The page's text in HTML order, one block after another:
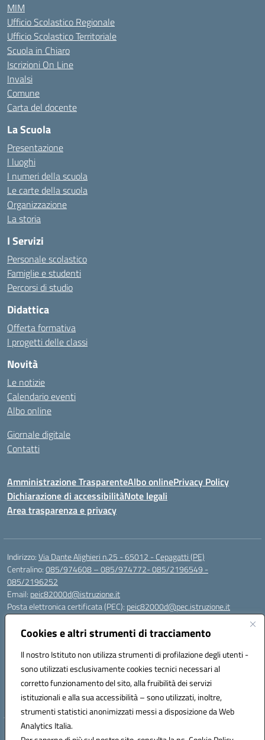
Cookies e altri strumenti di tracciamento
Il nostro Istituto non utilizza strumenti di profilazione degli utenti -
sono utilizzati esclusivamente cookies tecnici necessari al
corretto funzionamento del sito, alla fruibilità dei servizi
istituzionali e alla sua accessibilità – sono utilizzati, inoltre,
strumenti statistici anonimizzati messi a disposizione da Web
Analytics Italia.
MIM
Ufficio Scolastico Regionale
Ufficio Scolastico Territoriale
Scuola in Chiaro
Iscrizioni On Line
Invalsi
Comune
Carta del docente
La Scuola
Presentazione
I luoghi
I numeri della scuola
Le carte della scuola
Organizzazione
La storia
I Servizi
Personale scolastico
Famiglie e studenti
Percorsi di studio
Didattica
Offerta formativa
I progetti delle classi
Novità
Le notizie
Calendario eventi
Albo online
Giornale digitale
Contatti
Amministrazione TrasparenteAlbo onlinePrivacy Policy
Dichiarazione di accessibilitàNote legali
Area trasparenza e privacy
Indirizzo:Via Dante Alighieri n.25 - 65012 - Cepagatti (PE)
Centralino:085/974608 – 085/974772- 085/2196549 -
085/2196252
Email: peic82000d@istruzione.it
Posta elettronica certificata (PEC): peic82000d@pec.istruzione.it
Codice fiscale: 91100590685
Codice meccanografico: PEIC82000D
Codice Indice delle Pubbliche Amministrazioni (IPA): istsc_peic82000d
Codice unico di fatturazione (CUF): UFYS5I
Sede provvisoria dell'Istituto Comprensivo Cepagatti
Via Elsa Morante, 12 - 65012 - Villareia (PE)
Hosting & Powered by 3D Solution S.r.l.